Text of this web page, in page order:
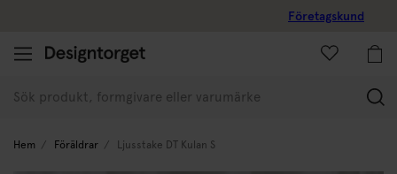
Hem Föräldrar Ljusstake DT Kulan S